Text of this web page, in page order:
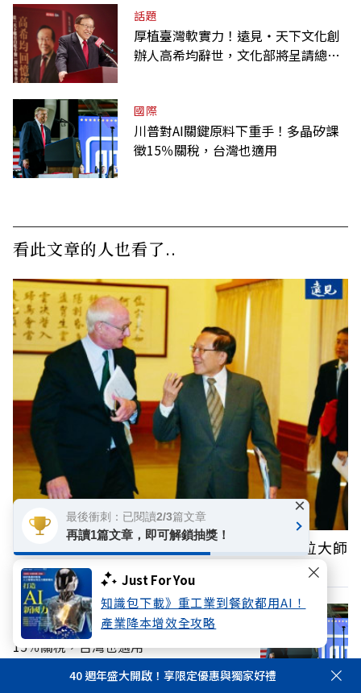
Just For You
知識包下載》重工業到餐飲都用AI！
產業降本增效全攻略
話題
厚植臺灣軟實力！遠見‧天下文化創
辦人高希均辭世，文化部將呈請總統
國際
川普對AI關鍵原料下重手！多晶矽課
徵15％關稅，台灣也適用
看此文章的人也看了..
高希均回憶錄》曾與波特、奈伊、傅高義三位大師
共有的智慧交會
川普對AI關鍵原料下重手！多晶矽課徵
15％關稅，台灣也適用
40 週年盛大開啟！享限定優惠與獨家好禮
最後衝刺：已閱讀2/3篇文章
再讀1篇文章，即可解鎖抽獎！
×